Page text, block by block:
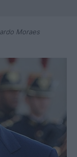
Moraes